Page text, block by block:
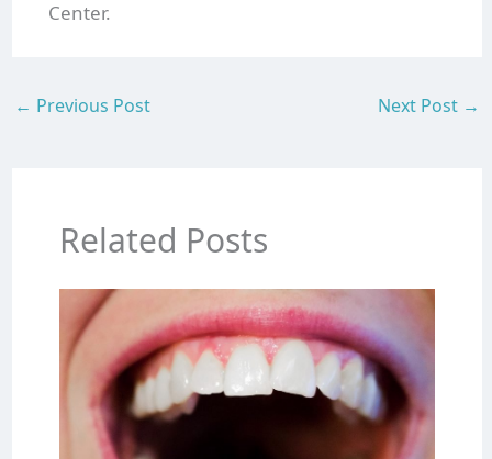
Center.
← Previous Post Next Post →
Related Posts